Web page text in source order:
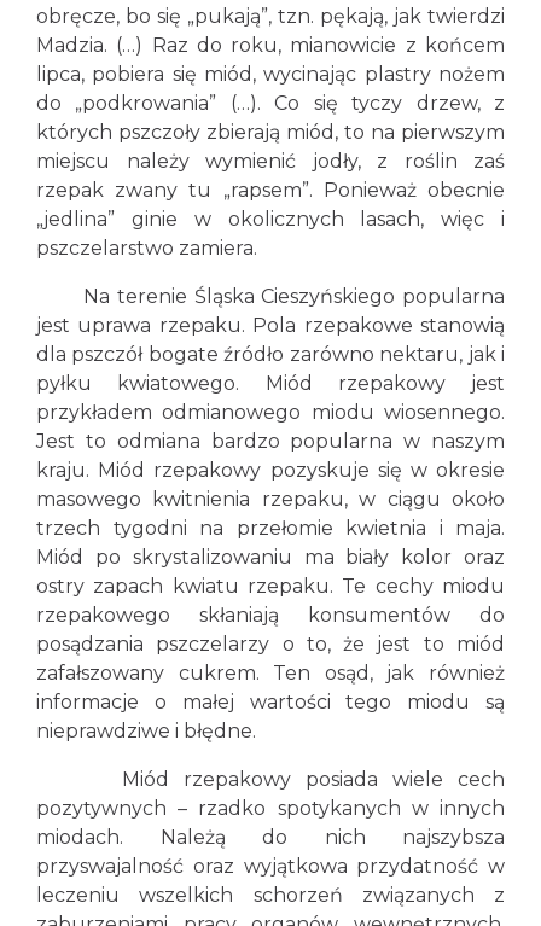
obręcze, bo się „pukają”, tzn. pękają, jak twierdzi
Madzia. (…) Raz do roku, mianowicie z końcem
lipca, pobiera się miód, wycinając plastry nożem
do „podkrowania” (…). Co się tyczy drzew, z
których pszczoły zbierają miód, to na pierwszym
miejscu należy wymienić jodły, z roślin zaś
rzepak zwany tu „rapsem”. Ponieważ obecnie
„jedlina” ginie w okolicznych lasach, więc i
pszczelarstwo zamiera.
Na terenie Śląska Cieszyńskiego popularna
jest uprawa rzepaku. Pola rzepakowe stanowią
dla pszczół bogate źródło zarówno nektaru, jak i
pyłku kwiatowego. Miód rzepakowy jest
przykładem odmianowego miodu wiosennego.
Jest to odmiana bardzo popularna w naszym
kraju. Miód rzepakowy pozyskuje się w okresie
masowego kwitnienia rzepaku, w ciągu około
trzech tygodni na przełomie kwietnia i maja.
Miód po skrystalizowaniu ma biały kolor oraz
ostry zapach kwiatu rzepaku. Te cechy miodu
rzepakowego skłaniają konsumentów do
posądzania pszczelarzy o to, że jest to miód
zafałszowany cukrem. Ten osąd, jak również
informacje o małej wartości tego miodu są
nieprawdziwe i błędne.
Miód rzepakowy posiada wiele cech
pozytywnych – rzadko spotykanych w innych
miodach. Należą do nich najszybsza
przyswajalność oraz wyjątkowa przydatność w
leczeniu wszelkich schorzeń związanych z